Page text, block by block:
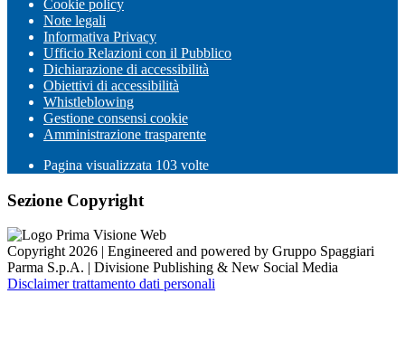
Cookie policy
Note legali
Informativa Privacy
Ufficio Relazioni con il Pubblico
Dichiarazione di accessibilità
Obiettivi di accessibilità
Whistleblowing
Gestione consensi cookie
Amministrazione trasparente
Pagina visualizzata 103 volte
Sezione Copyright
Copyright 2026 | Engineered and powered by Gruppo Spaggiari
Parma S.p.A. | Divisione Publishing & New Social Media
Disclaimer trattamento dati personali